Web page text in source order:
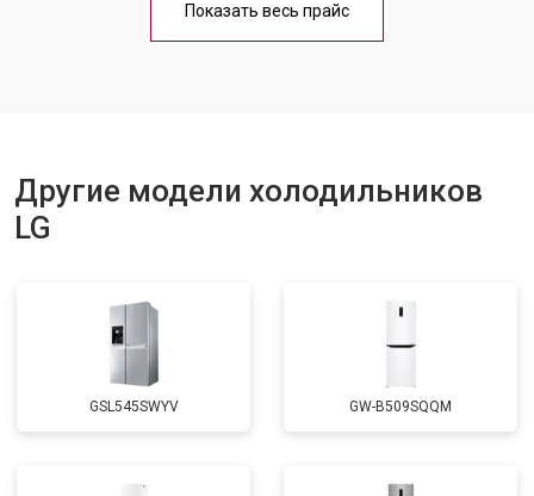
Замена термостата от 1700 ₽
Замена нагревателя испарителя от 2550 ₽ Заказать
Замена нагревателя оттайки
Устранение утечки хладагента
Показать весь прайс
Другие модели холодильников
LG
GSL545SWYV GW-B509SQQM